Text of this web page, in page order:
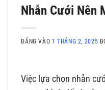
Nhẫn Cưới Nên
ĐĂNG VÀO 1 THÁNG 2, 2025
Việc lựa chọn nhẫn